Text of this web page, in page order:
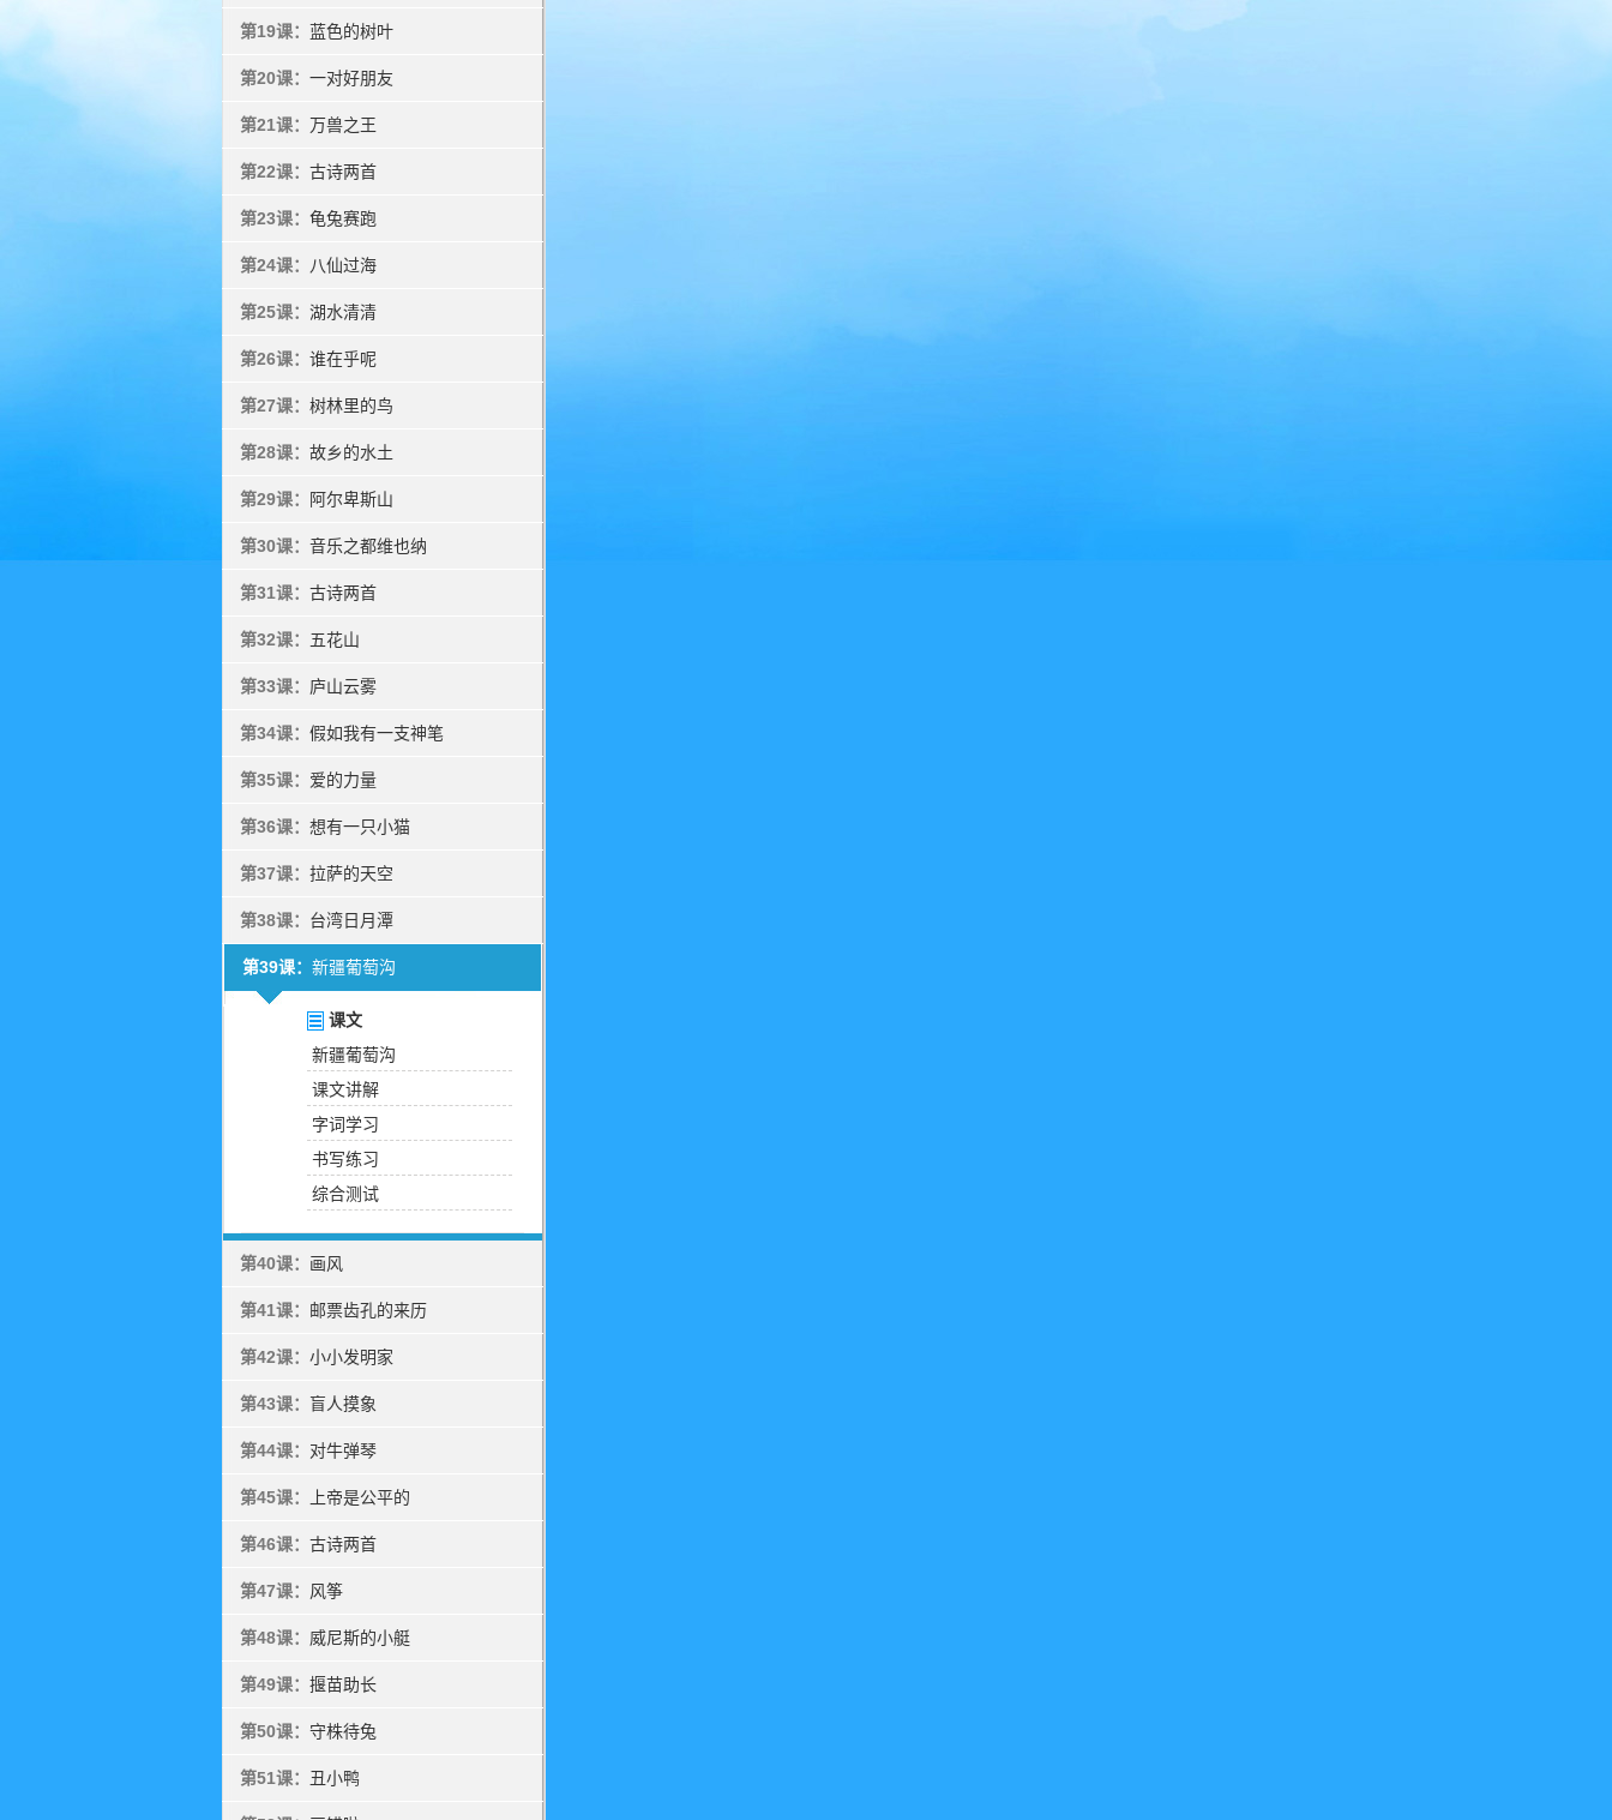
第19课： 蓝色的树叶
第20课： 一对好朋友
第21课： 万兽之王
第22课： 古诗两首
第23课： 龟兔赛跑
第24课： 八仙过海
第25课： 湖水清清
第26课： 谁在乎呢
第27课： 树林里的鸟
第28课： 故乡的水土
第29课： 阿尔卑斯山
第30课： 音乐之都维也纳
第31课： 古诗两首
第32课： 五花山
第33课： 庐山云雾
第34课： 假如我有一支神笔
第35课： 爱的力量
第36课： 想有一只小猫
第37课： 拉萨的天空
第38课： 台湾日月潭
第39课： 新疆葡萄沟
课文
新疆葡萄沟
课文讲解
字词学习
书写练习
综合测试
第40课： 画风
第41课： 邮票齿孔的来历
第42课： 小小发明家
第43课： 盲人摸象
第44课： 对牛弹琴
第45课： 上帝是公平的
第46课： 古诗两首
第47课： 风筝
第48课： 威尼斯的小艇
第49课： 揠苗助长
第50课： 守株待兔
第51课： 丑小鸭